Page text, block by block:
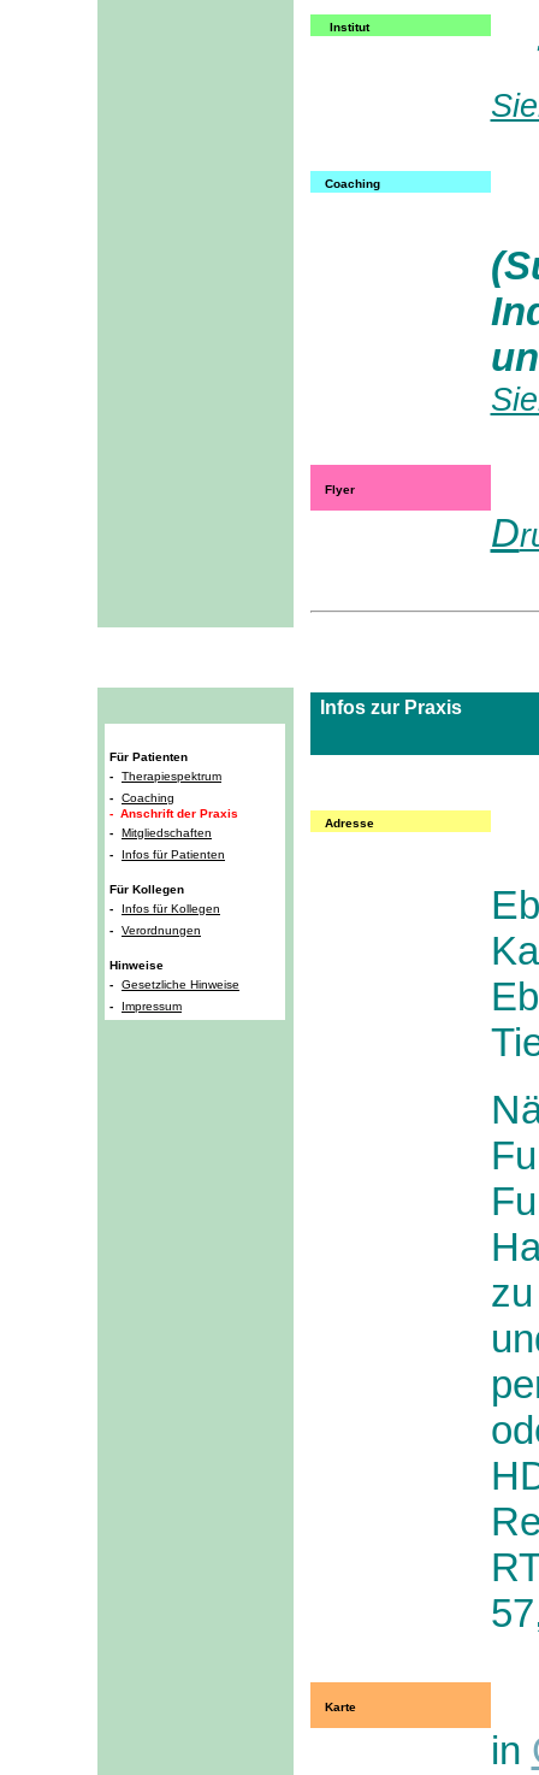
Institut
Coaching
Flyer
D
Für Patienten
-
Therapiespektrum
-
Coaching
- Anschrift der Praxis
-
Mitgliedschaften
-
Infos für Patienten
Für Kollegen
-
Infos für Kollegen
-
Verordnungen
Hinweise
-
Gesetzliche Hinweise
-
Impressum
Infos zur Praxis
Adresse
E
N
Karte
in